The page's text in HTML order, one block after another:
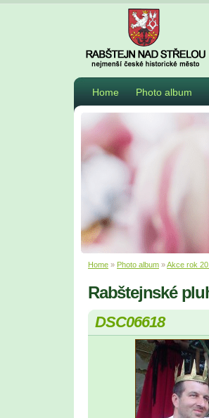
Home Photo album
Home » Photo album »Akce rok
Rabštejnské
DSC06618